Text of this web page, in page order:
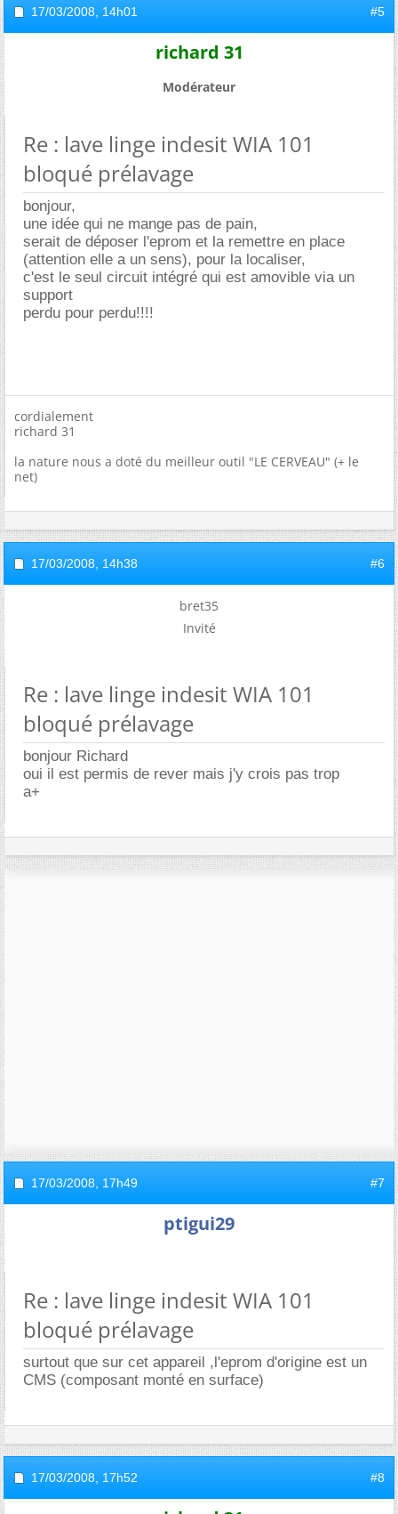
17/03/2008, 14h01 #5
richard 31
Modérateur
Re : lave linge indesit WIA 101
bloqué prélavage
bonjour,
une idée qui ne mange pas de pain,
serait de déposer l'eprom et la remettre en place
(attention elle a un sens), pour la localiser,
c'est le seul circuit intégré qui est amovible via un
support
perdu pour perdu!!!!
cordialement
richard 31
la nature nous a doté du meilleur outil "LE CERVEAU" (+ le
net)
17/03/2008, 14h38 #6
bret35
Invité
Re : lave linge indesit WIA 101
bloqué prélavage
bonjour Richard
oui il est permis de rever mais j'y crois pas trop
a+
17/03/2008, 17h49 #7
ptigui29
Re : lave linge indesit WIA 101
bloqué prélavage
surtout que sur cet appareil ,l'eprom d'origine est un
CMS (composant monté en surface)
17/03/2008, 17h52 #8